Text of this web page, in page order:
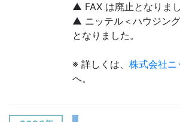
▲ FAX は廃止となりまし
▲ ニッテル＜ハウジン
となりました。
※ 詳しくは、 株式会社
へ。